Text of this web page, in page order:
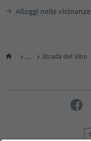
Alloggi nelle vicinanze
... Strada del Vino